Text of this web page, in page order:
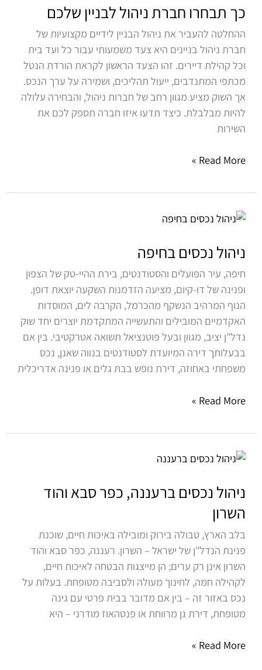
כך תבחרו חברת ניהול לבניין שלכם
ההחלטה להעביר את ניהול הבניין לידיים מקצועיות של
חברת ניהול בניינים היא צעד משמעותי עבור כל ועד בית
וכל קהילת דיירים. זהו הצעד הראשון לקראת הורדת הנטל
מכתפי המתנדבים, ייעול תהליכים, ושמירה על ערך הנכס.
אך השוק מציע מגוון רחב של חברות ניהול, והבחירה עלולה
להיות מבלבלת. כיצד תדעו איזו חברה תספק לכם את
השירות
חברת
ניהול
לבניין
שלכם
Read More »
ניהול נכסים בחיפה
חיפה, עיר הפועלים והסטודנטים, בירת ההיי-טק של הצפון
ופנינה של דו-קיום, מציעה הזדמנות השקעה יוצאת דופן.
הנוף המרהיב הנשקף מהכרמל, הקרבה לים, המוסדות
האקדמיים המובילים והתעשייה המתקדמת יוצרים יחד שוק
נדל"ן יציב, מגוון ובעל פוטנציאל תשואה אטרקטיבי. בין אם
בבעלותך דירה המיועדת לסטודנטים בנווה שאנן, נכס
משפחתי באחוזה, דירת נופש בבת גלים או פנינה אדריכלית
ניהול
בחיפה
Read More »
ניהול נכסים ברעננה, כפר סבא והוד
השרון
בלב הארץ, טבולה בירוק ומובילה באיכות חיים, שוכנת
פנינת הנדל"ן של ישראל – השרון. רעננה, כפר סבא והוד
השרון אינן רק ערים; הן מייצגות הבטחה לאיכות חיים,
לקהילה חמה, לחינוך מעולה ולסביבה מטופחת. בעלות על
נכס באזור זה – בין אם מדובר בבית פרטי עם גינה
מטופחת, דירת גן מרווחת או פנטהאוז מודרני – היא
ניהול
ברעננה,
סבא
והוד
השרון
Read More »